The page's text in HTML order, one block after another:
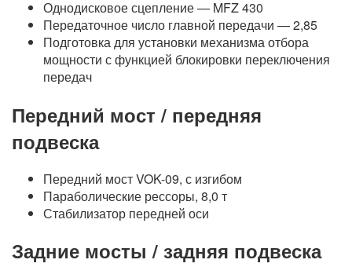
Однодисковое сцепление — MFZ 430
Передаточное число главной передачи — 2,85
Подготовка для установки механизма отбора
мощности с функцией блокировки переключения
передач
Передний мост / передняя
подвеска
Передний мост VOK-09, с изгибом
Параболические рессоры, 8,0 т
Стабилизатор передней оси
Задние мосты / задняя подвеска